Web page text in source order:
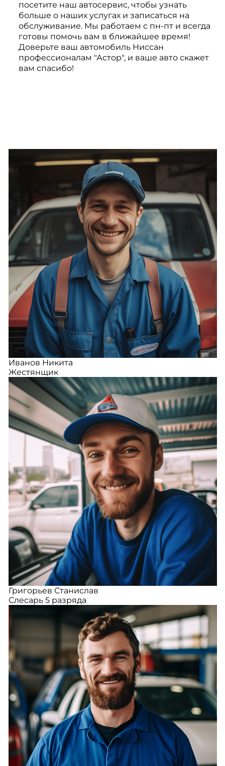
посетите наш автосервис, чтобы узнать
больше о наших услугах и записаться на
обслуживание. Мы работаем с пн-пт и всегда
готовы помочь вам в ближайшее время!
Доверьте ваш автомобиль Ниссан
профессионалам "Астор", и ваше авто скажет
вам спасибо!
Иванов Никита
Жестянщик
Григорьев Станислав
Слесарь 5 разряда